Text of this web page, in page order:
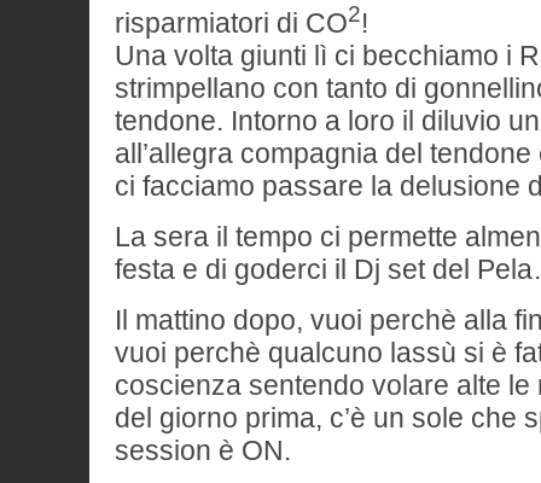
risparmiatori di CO2!
Una volta giunti lì ci becchiamo i
strimpellano con tanto di
tendone. Intorno a loro il diluvio
all’allegra compagnia del
ci facciamo passare la delusione
La sera il tempo ci permette
festa e di goderci il Dj set del
Il mattino dopo, vuoi perchè alla
vuoi perchè qualcuno lassù si è
coscienza sentendo volare alte le
del giorno prima, c’è un sole che
session è ON.